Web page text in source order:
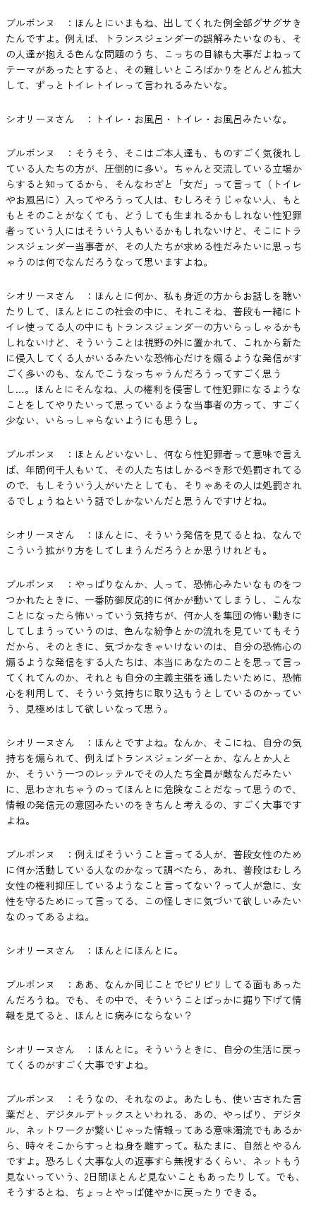
ブルボンヌ ：ほんとにいまもね、出してくれた例全部グサグサき
たんですよ。例えば、トランスジェンダーの誤解みたいなのも、そ
の人達が抱える色んな問題のうち、こっちの目線も大事だよねって
テーマがあったとすると、その難しいところばかりをどんどん拡大
して、ずっとトイレトイレって言われるみたいな。
シオリーヌさん ：トイレ・お風呂・トイレ・お風呂みたいな。
ブルボンヌ ：そうそう、そこはご本人達も、ものすごく気後れし
ている人たちの方が、圧倒的に多い。ちゃんと交流している立場か
らすると知ってるから、そんなわざと「女だ」って言って（トイレ
やお風呂に）入ってやろうって人は、むしろそうじゃない人、もと
もとそのことがなくても、どうしても生まれるかもしれない性犯罪
者っていう人にはそういう人もいるかもしれないけど、そこにトラ
ンスジェンダー当事者が、その人たちが求める性だみたいに思っち
ゃうのは何でなんだろうなって思いますよね。
シオリーヌさん ：ほんとに何か、私も身近の方からお話しを聴い
たりして、ほんとにこの社会の中に、それこそね、普段も一緒にト
イレ使ってる人の中にもトランスジェンダーの方いらっしゃるかも
しれないけど、そういうことは視野の外に置かれて、これから新た
に侵入してくる人がいるみたいな恐怖心だけを煽るような発信がす
ごく多いのも、なんでこうなっちゃうんだろうってすごく思う
し…。ほんとにそんなね、人の権利を侵害して性犯罪になるような
ことをしてやりたいって思っているような当事者の方って、すごく
少ない、いらっしゃらないようにも思うし。
ブルボンヌ ：ほとんどいないし、何なら性犯罪者って意味で言え
ば、年間何千人もいて、その人たちはしかるべき形で処罰されてる
ので、もしそういう人がいたとしても、そりゃあその人は処罰され
るでしょうねという話でしかないんだと思うんですけどね。
シオリーヌさん ：ほんとに、そういう発信を見てるとね、なんで
こういう拡がり方をしてしまうんだろうとか思うけれども。
ブルボンヌ ：やっぱりなんか、人って、恐怖心みたいなものをつ
つかれたときに、一番防御反応的に何かが動いてしまうし、こんな
ことになったら怖いっていう気持ちが、何か人を集団の怖い動きに
してしまうっていうのは、色んな紛争とかの流れを見ていてもそう
だから、そのときに、気づかなきゃいけないのは、自分の恐怖心の
煽るような発信をする人たちは、本当にあなたのことを思って言っ
てくれてんのか、それとも自分の主義主張を通したいために、恐怖
心を利用して、そういう気持ちに取り込もうとしているのかってい
う、見極めはして欲しいなって思う。
シオリーヌさん ：ほんとですよね。なんか、そこにね、自分の気
持ちを煽られて、例えばトランスジェンダーとか、なんとか人と
か、そういう一つのレッテルでその人たち全員が敵なんだみたい
に、思わされちゃうのってほんとに危険なことだなって思うので、
情報の発信元の意図みたいのをきちんと考えるの、すごく大事です
よね。
ブルボンヌ ：例えばそういうこと言ってる人が、普段女性のため
に何か活動している人なのかなって調べたら、あれ、普段はむしろ
女性の権利抑圧しているようなこと言ってない？って人が急に、女
性を守るためにって言ってる、この怪しさに気づいて欲しいみたい
なのってあるよね。
シオリーヌさん ：ほんとにほんとに。
ブルボンヌ ：ああ、なんか同じことでピリピリしてる面もあった
んだろうね。でも、その中で、そういうことばっかに掘り下げて情
報を見てると、ほんとに病みにならない？
シオリーヌさん ：ほんとに。そういうときに、自分の生活に戻っ
てくるのがすごく大事ですよね。
ブルボンヌ ：そうなの、それなのよ。あたしも、使い古された言
葉だと、デジタルデトックスといわれる、あの、やっぱり、デジタ
ル、ネットワークが繋いじゃった情報ってある意味濁流でもあるか
ら、時々そこからすっとね身を離すって。私たまに、自然とやるん
ですよ。恐ろしく大事な人の返事すら無視するくらい、ネットもう
見ないっていう、2日間ほとんど見ないこともあったりして。でも、
そうするとね、ちょっとやっぱ健やかに戻ったりできる。